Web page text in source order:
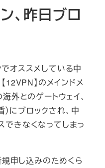
、昨日ブロ
オススメしている中
12VPN】のメインドメ
外とのゲートウェイ、
にブロックされ、中
できなくなってしまっ
申し込みのためくら